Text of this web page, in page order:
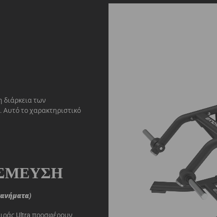
των
το χαρακτηριστικό
Ultra προσφέρουν